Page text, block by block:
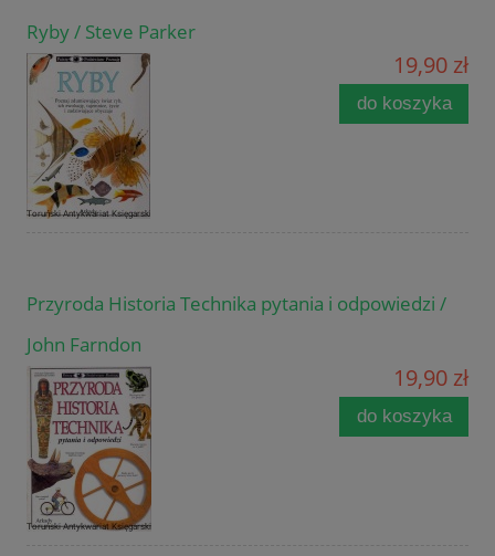
Ryby / Steve Parker
19,90 zł
do koszyka
Przyroda Historia Technika pytania i odpowiedzi /
John Farndon
19,90 zł
do koszyka